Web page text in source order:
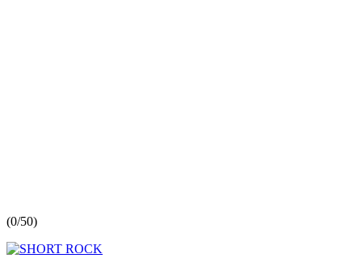
(0/50)